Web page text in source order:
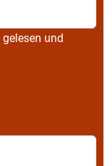
gelesen und